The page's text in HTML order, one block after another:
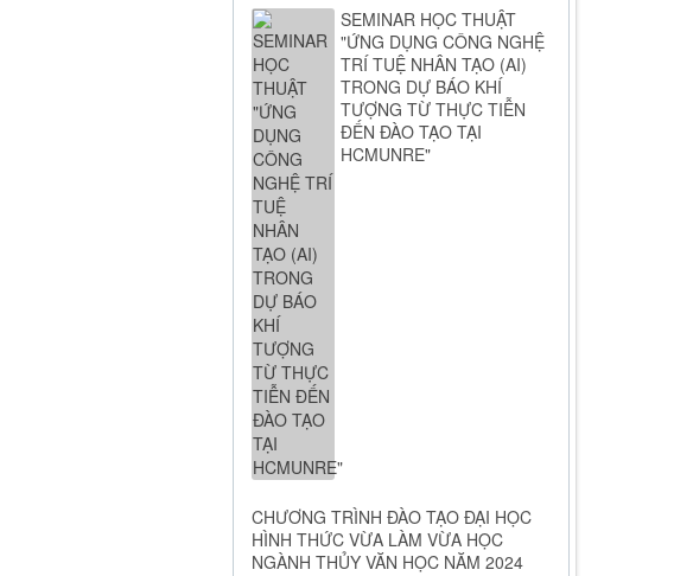
SEMINAR HỌC THUẬT
"ỨNG DỤNG CÔNG NGHỆ
TRÍ TUỆ NHÂN TẠO (AI)
TRONG DỰ BÁO KHÍ
TƯỢNG TỪ THỰC TIỄN
ĐẾN ĐÀO TẠO TẠI
HCMUNRE"
CHƯƠNG TRÌNH ĐÀO TẠO ĐẠI HỌC
HÌNH THỨC VỪA LÀM VỪA HỌC
NGÀNH THỦY VĂN HỌC NĂM 2024